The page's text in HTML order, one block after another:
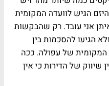
הגיש לוועדה המקומית
אני עובד. רק שהבקשות
הגיעו להסכמות בין
המקומית של עפולה. ככה
שיווק של הדירות כי אין